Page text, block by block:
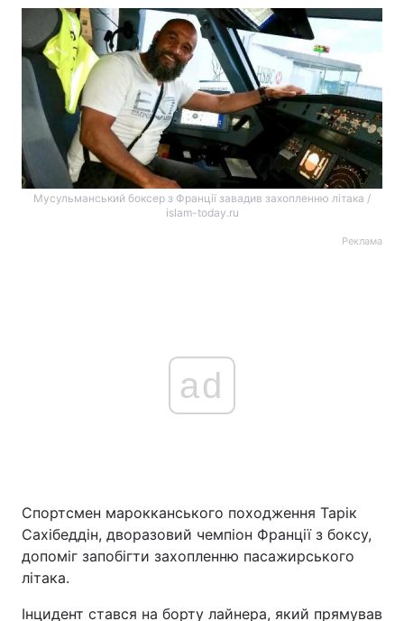
Мусульманський боксер з Франції завадив захопленню літака /
islam-today.ru
Реклама
ad
Спортсмен марокканського походження Тарік
Сахібеддін, дворазовий чемпіон Франції з боксу,
допоміг запобігти захопленню пасажирського
літака.
Інцидент стався на борту лайнера, який прямував